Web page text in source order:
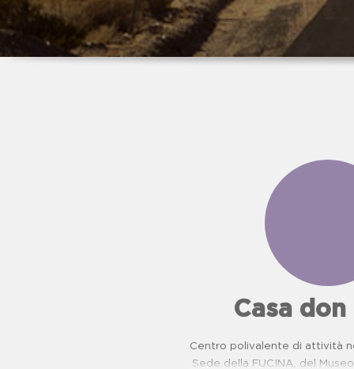
Casa don
Centro polivalente di attività
Sede della FUCINA, del